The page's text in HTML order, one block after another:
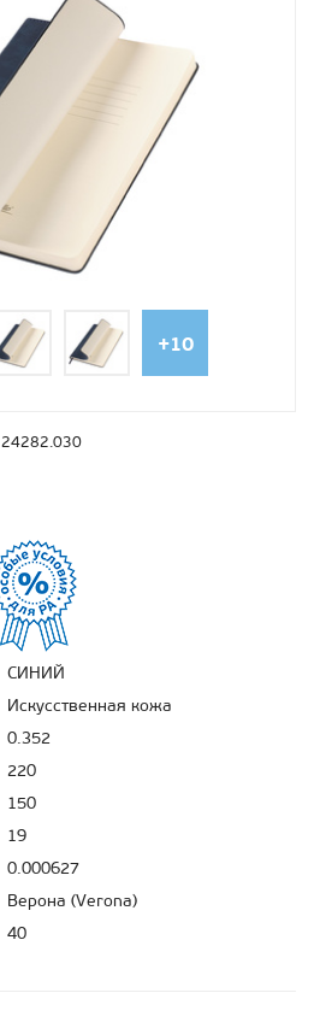
+10
24282.030
СИНИЙ
Искусственная кожа
0.352
220
150
19
0.000627
Верона (Verona)
40